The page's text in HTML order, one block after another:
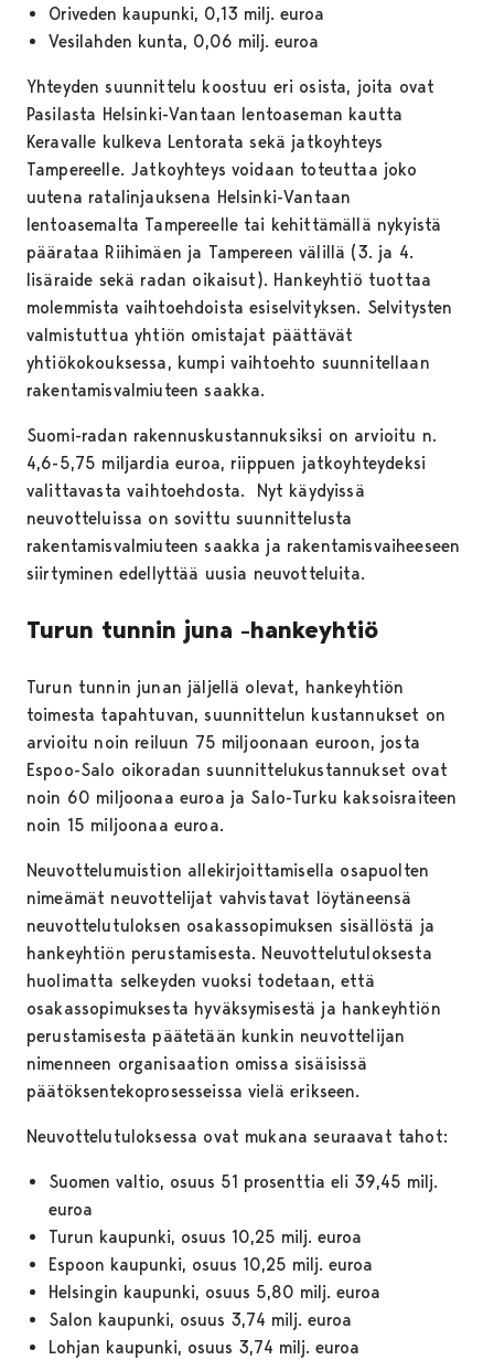
Oriveden kaupunki, 0,13 milj. euroa
Vesilahden kunta, 0,06 milj. euroa
Yhteyden suunnittelu koostuu eri osista, joita ovat
Pasilasta Helsinki-Vantaan lentoaseman kautta
Keravalle kulkeva Lentorata sekä jatkoyhteys
Tampereelle. Jatkoyhteys voidaan toteuttaa joko
uutena ratalinjauksena Helsinki-Vantaan
lentoasemalta Tampereelle tai kehittämällä nykyistä
päärataa Riihimäen ja Tampereen välillä (3. ja 4.
lisäraide sekä radan oikaisut). Hankeyhtiö tuottaa
molemmista vaihtoehdoista esiselvityksen. Selvitysten
valmistuttua yhtiön omistajat päättävät
yhtiökokouksessa, kumpi vaihtoehto suunnitellaan
rakentamisvalmiuteen saakka.
Suomi-radan rakennuskustannuksiksi on arvioitu n.
4,6-5,75 miljardia euroa, riippuen jatkoyhteydeksi
valittavasta vaihtoehdosta. Nyt käydyissä
neuvotteluissa on sovittu suunnittelusta
rakentamisvalmiuteen saakka ja rakentamisvaiheeseen
siirtyminen edellyttää uusia neuvotteluita.
Turun tunnin juna -hankeyhtiö
Turun tunnin junan jäljellä olevat, hankeyhtiön
toimesta tapahtuvan, suunnittelun kustannukset on
arvioitu noin reiluun 75 miljoonaan euroon, josta
Espoo-Salo oikoradan suunnittelukustannukset ovat
noin 60 miljoonaa euroa ja Salo-Turku kaksoisraiteen
noin 15 miljoonaa euroa.
Neuvottelumuistion allekirjoittamisella osapuolten
nimeämät neuvottelijat vahvistavat löytäneensä
neuvottelutuloksen osakassopimuksen sisällöstä ja
hankeyhtiön perustamisesta. Neuvottelutuloksesta
huolimatta selkeyden vuoksi todetaan, että
osakassopimuksesta hyväksymisestä ja hankeyhtiön
perustamisesta päätetään kunkin neuvottelijan
nimenneen organisaation omissa sisäisissä
päätöksentekoprosesseissa vielä erikseen.
Neuvottelutuloksessa ovat mukana seuraavat tahot:
Suomen valtio, osuus 51 prosenttia eli 39,45 milj.
euroa
Turun kaupunki, osuus 10,25 milj. euroa
Espoon kaupunki, osuus 10,25 milj. euroa
Helsingin kaupunki, osuus 5,80 milj. euroa
Salon kaupunki, osuus 3,74 milj. euroa
Lohjan kaupunki, osuus 3,74 milj. euroa